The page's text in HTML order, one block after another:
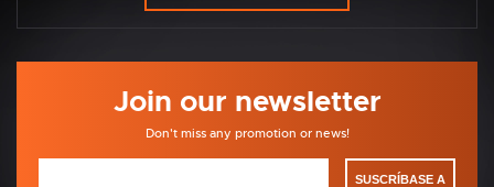
Join our newsletter
Don't miss any promotion or news!
SUSCRÍBASE A